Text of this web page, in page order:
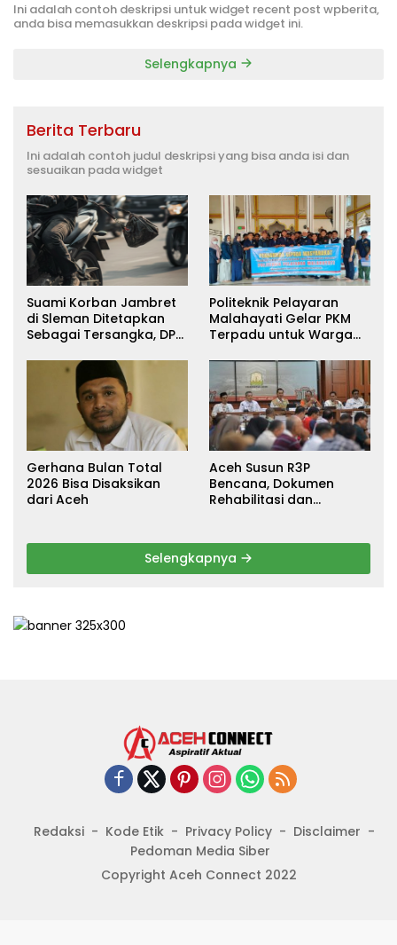
Ini adalah contoh deskripsi untuk widget recent post wpberita,
anda bisa memasukkan deskripsi pada widget ini.
Selengkapnya
Berita Terbaru
Ini adalah contoh judul deskripsi yang bisa anda isi dan
sesuaikan pada widget
Suami Korban Jambret
di Sleman Ditetapkan
Sebagai Tersangka, DPR
Keadilan
Politeknik Pelayaran
Malahayati Gelar PKM
Terpadu untuk Warga
Pidie Jaya
Gerhana Bulan Total
2026 Bisa Disaksikan
dari Aceh
Aceh Susun R3P
Bencana, Dokumen
Rehabilitasi dan
Selengkapnya
Redaksi Kode Etik Privacy Policy
Disclaimer
Pedoman Media Siber
Copyright Aceh Connect 2022